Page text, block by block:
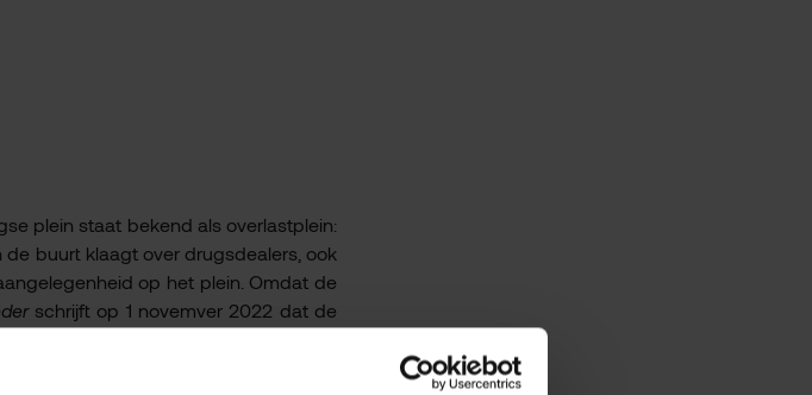
plein staat bekend als overlastplein:
buurt klaagt over drugsdealers, ook
op het plein. Omdat de
schrijft op 1 novemver 2022 dat de